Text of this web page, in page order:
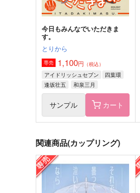
となりのプリズム
sn-ya.
787 円 （税込）
四葉環×逢坂壮五
今日もみんなでいただきま
す。
とりから
専売 1,100円 （税込）
アイドリッシュセブン
四葉環
逢坂壮五
和泉三月
サンプル カート
関連商品(カップリング)